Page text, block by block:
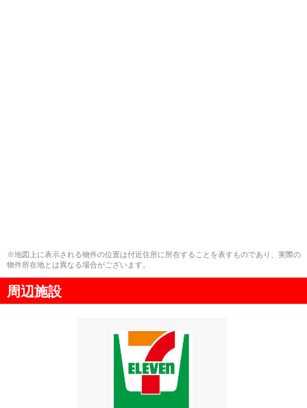
※地図上に表示される物件の位置は付近住所に所在することを表すものであり、実際の
物件所在地とは異なる場合がございます。
周辺施設